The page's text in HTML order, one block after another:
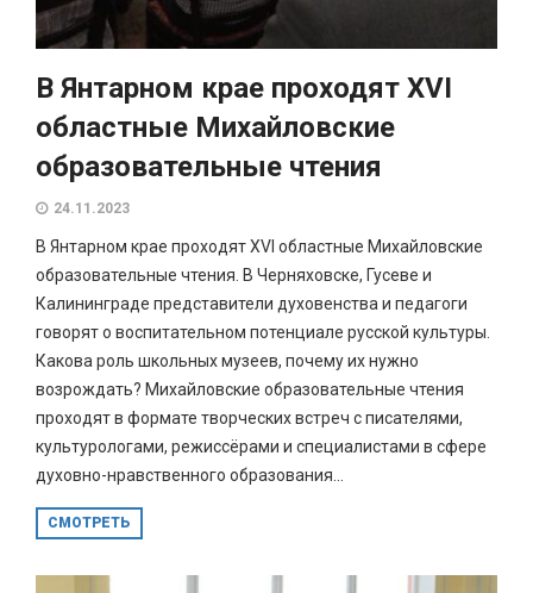
В Янтарном крае проходят XVI
областные Михайловские
образовательные чтения
24.11.2023
В Янтарном крае проходят XVI областные Михайловские
образовательные чтения. В Черняховске, Гусеве и
Калининграде представители духовенства и педагоги
говорят о воспитательном потенциале русской культуры.
Какова роль школьных музеев, почему их нужно
возрождать? Михайловские образовательные чтения
проходят в формате творческих встреч с писателями,
культурологами, режиссёрами и специалистами в сфере
духовно-нравственного образования...
СМОТРЕТЬ